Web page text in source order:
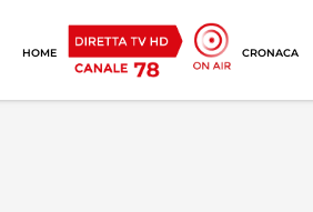
HOME CRONACA